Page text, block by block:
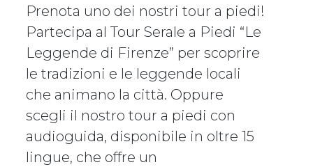
Prenota uno dei nostri tour a piedi!
Partecipa al Tour Serale a Piedi “Le
Leggende di Firenze” per scoprire
le tradizioni e le leggende locali
che animano la città. Oppure
scegli il nostro tour a piedi con
audioguida, disponibile in oltre 15
lingue, che offre un